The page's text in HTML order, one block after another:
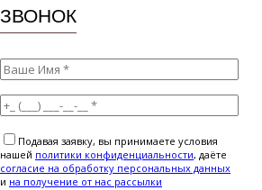
ЗВОНОК
Подавая заявку, вы принимаете условия
нашей политики конфиденциальности, даёте
cогласие на обработку персональных данных
и на получение от нас рассылки